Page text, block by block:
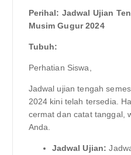
Perihal: Jadwal Ujian
Musim Gugur 2024
Tubuh:
Perhatian Siswa,
Jadwal ujian tengah
2024 kini telah tersedia.
cermat dan catat tanggal,
Anda.
Jadwal Ujian: